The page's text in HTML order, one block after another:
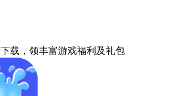
下载 ，领丰富游戏福利 及礼包